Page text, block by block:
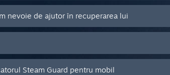
nevoie de ajutor în recuperarea lui
Steam Guard pentru mobil